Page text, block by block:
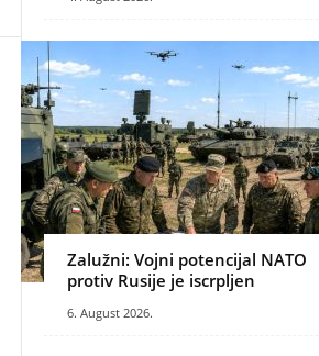
Zalužni: Vojni potencijal NATO
protiv Rusije je iscrpljen
6. August 2026.